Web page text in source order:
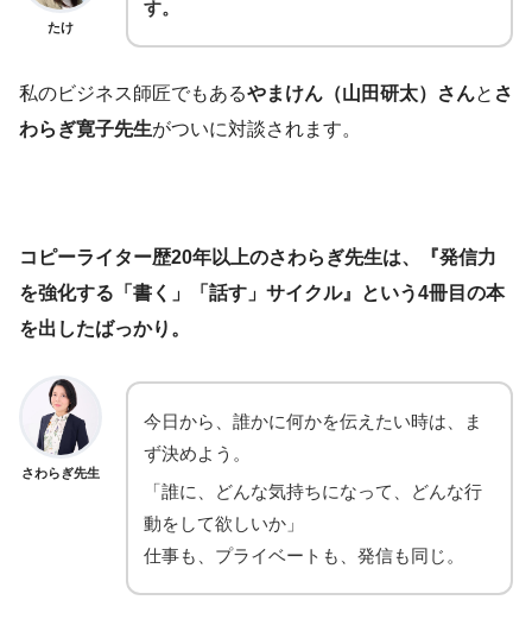
たけ
す。
私のビジネス師匠でもあるやまけん（山田研太）さんと さ
わらぎ寛子先生がついに対談されます。
コピーライター歴20年以上のさわらぎ先生は、『発信力
を強化する「書く」「話す」サイクル』という4冊目の本
を出したばっかり。
さわらぎ先生
今日から、誰かに何かを伝えたい時は、ま
ず決めよう。
「誰に、どんな気持ちになって、どんな行
動をして欲しいか」
仕事も、プライベートも、発信も同じ。